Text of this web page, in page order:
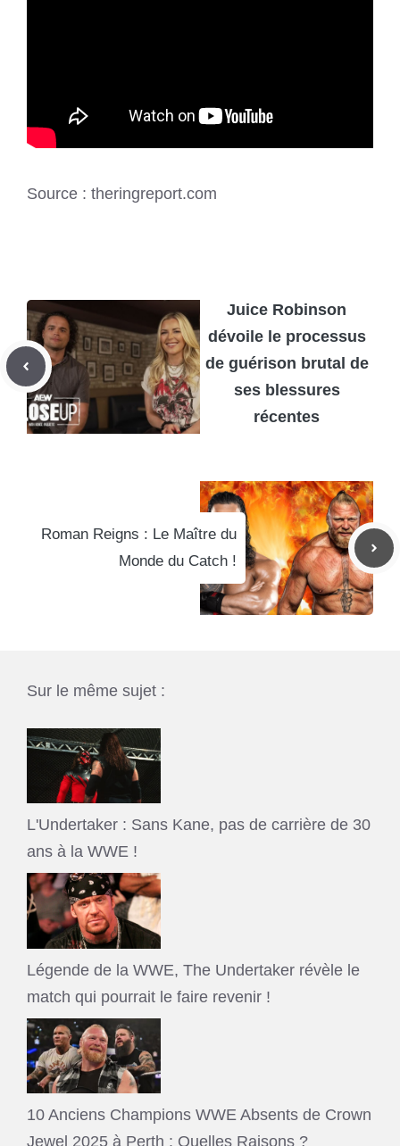
Source : theringreport.com
Juice Robinson
dévoile le processus
de guérison brutal de
ses blessures
récentes
Roman Reigns : Le Maître du
Monde du Catch !
Sur le même sujet :
L'Undertaker : Sans Kane, pas de carrière de 30
ans à la WWE !
Légende de la WWE, The Undertaker révèle le
match qui pourrait le faire revenir !
10 Anciens Champions WWE Absents de Crown
Jewel 2025 à Perth : Quelles Raisons ?